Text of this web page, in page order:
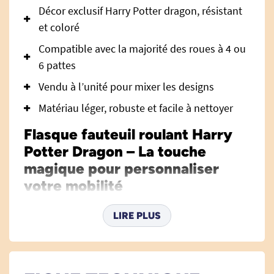
Décor exclusif Harry Potter dragon, résistant
et coloré
Compatible avec la majorité des roues à 4 ou
6 pattes
Vendu à l’unité pour mixer les designs
Matériau léger, robuste et facile à nettoyer
Flasque fauteuil roulant Harry
Potter Dragon – La touche
magique pour personnaliser
votre mobilité
Exprimez votre passion et rendez votre fauteuil
roulant unique grâce à la flasque « Harry Potter
Dragon », une décoration robuste, pratique et
LIRE PLUS